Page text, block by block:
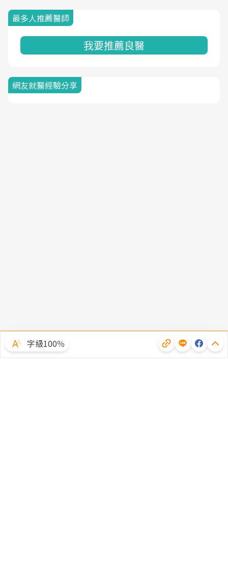
最多人推薦醫師
我要推薦良醫
網友就醫經驗分享
字級100％